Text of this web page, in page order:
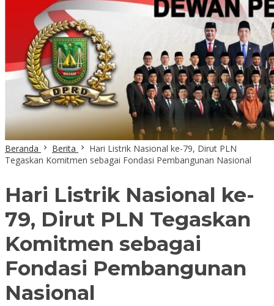
Beranda Berita
Hari Listrik Nasional ke-79, Dirut PLN
Tegaskan Komitmen sebagai Fondasi Pembangunan Nasional
Hari Listrik Nasional ke-
79, Dirut PLN Tegaskan
Komitmen sebagai
Fondasi Pembangunan
Nasional